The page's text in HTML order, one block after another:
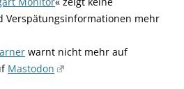
Verspätungsinformationen mehr
warnt nicht mehr auf
Mastodon